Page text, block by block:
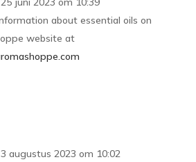
about essential oils on
website at
augustus 2023 om 10:02